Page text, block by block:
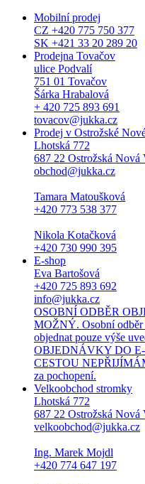
Mobilní prodej
CZ +420 775 750 377
SK +421 33 20 289 20
Prodejna Tovačov
ulice Podvalí
751 01 Tovačov
Šárka Hrabalová
+ 420 725 893 691
tovacov@jukka.cz
Prodej v Ostrožské
Lhotská 772
687 22 Ostrožská Nová
obchod@jukka.cz
Tamara Matoušková
+420 773 538 377
Nikola Kotačková
+420 730 990 395
E-shop
Eva Bartošová
+420 725 893 692
info@jukka.cz
OSOBNÍ ODBĚR
MOŽNÝ. Osobní odběr
objednat pouze výše
OBJEDNÁVKY DO
CESTOU
za pochopení.
Velkoobchod stromky
Lhotská 772
687 22 Ostrožská Nová
velkoobchod@jukka.cz
Ing. Marek Mojdl
+420 774 647 197